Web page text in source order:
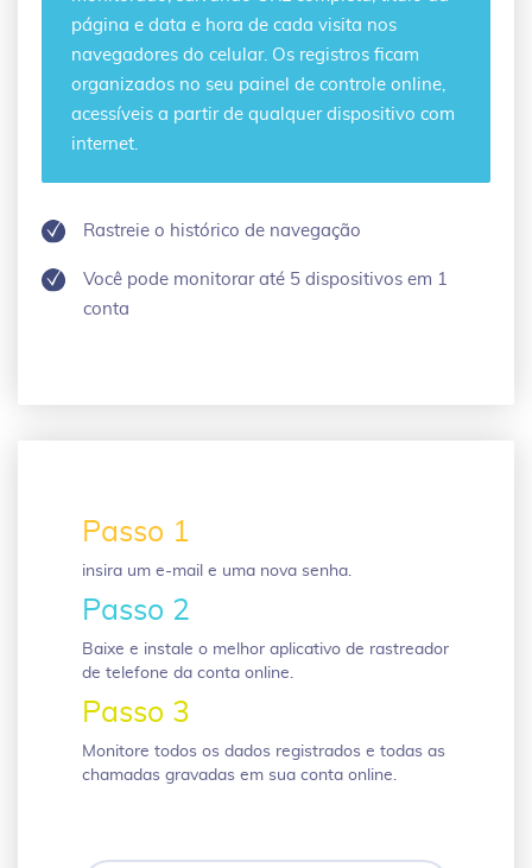
página e data e hora de cada visita nos
navegadores do celular. Os registros ficam
organizados no seu painel de controle online,
acessíveis a partir de qualquer dispositivo com
internet.
Rastreie o histórico de navegação
Você pode monitorar até 5 dispositivos em 1
conta
Passo 1
insira um e-mail e uma nova senha.
Passo 2
Baixe e instale o melhor aplicativo de rastreador
de telefone da conta online.
Passo 3
Monitore todos os dados registrados e todas as
chamadas gravadas em sua conta online.